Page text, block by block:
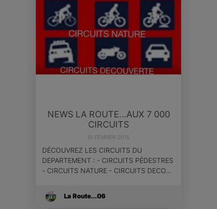
NEWS LA ROUTE...AUX 7 000
CIRCUITS
10 FÉVRIER 2015
DÉCOUVREZ LES CIRCUITS DU
DEPARTEMENT : - CIRCUITS PÉDESTRES
- CIRCUITS NATURE - CIRCUITS DECO…
La Route...06